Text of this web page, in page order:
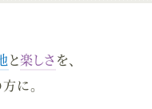
ー
と楽しさ を、
に。